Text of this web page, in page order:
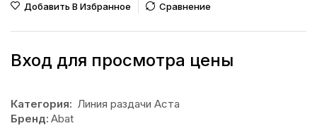
Добавить В Избранное Сравнение
Вход для просмотра цены
Категория: Линия раздачи Аста
Бренд: Abat